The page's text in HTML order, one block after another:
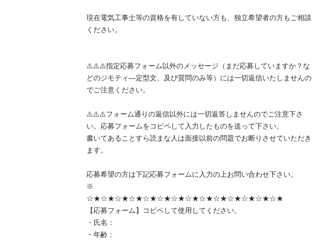
現在電気工事士等の資格を有していない方も、独立希望者の方もご相談
ください。
⚠️⚠️⚠️指定応募フォーム以外のメッセージ（まだ応募していますか？な
どのジモティ―定型文、及び質問のみ等）には一切返信いたしませんの
でご注意ください。
⚠️⚠️⚠️フォーム通りの返信以外には一切返答しませんのでご注意下さ
い。応募フォームをコピペして入力したものを送って下さい。
書いてあることすら読まな人は面接以前の問題でお断りさせていただき
ます。
応募希望の方は下記応募フォームに入力の上お問い合わせ下さい。
※
☆★☆★☆★☆★☆★☆★☆★☆★☆★☆★☆★☆★☆★☆★
【応募フォーム】コピペして使用してください。
・氏名：
・年齢：